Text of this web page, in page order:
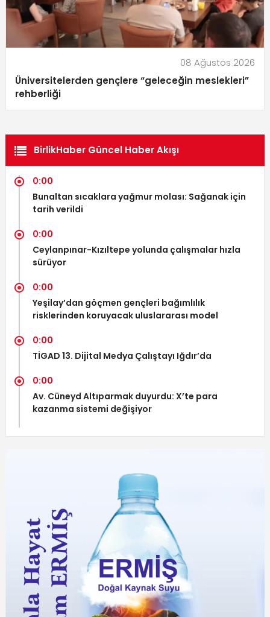
08 Ağustos 2026
Üniversitelerden gençlere “geleceğin meslekleri”
rehberliği
BirlikHaber Güncel Haber Akışı
0:00
Bunaltan sıcaklara yağmur molası: Sağanak için
tarih verildi
0:00
Ceylanpınar-Kızıltepe yolunda çalışmalar hızla
sürüyor
0:00
Yeşilay’dan göçmen gençleri bağımlılık
risklerinden koruyacak uluslararası model
0:00
TİGAD 13. Dijital Medya Çalıştayı Iğdır’da
0:00
Av. Cüneyd Altıparmak duyurdu: X’te para
kazanma sistemi değişiyor